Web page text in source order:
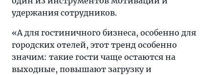
удержания сотрудников.
«А для гостиничного бизнеса, особенно для
городских отелей, этот тренд особенно
значим: такие гости чаще остаются на
выходные, повышают загрузку и